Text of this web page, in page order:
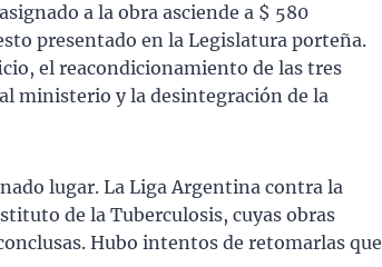
a la obra asciende a $ 580
presentado en la Legislatura porteña.
el reacondicionamiento de las tres
ministerio y la desintegración de la
lugar. La Liga Argentina contra la
de la Tuberculosis, cuyas obras
Hubo intentos de retomarlas que